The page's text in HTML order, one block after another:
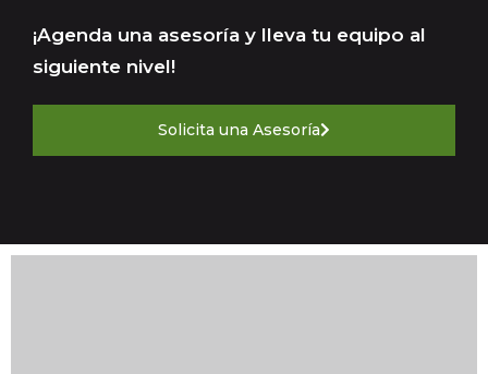
¡Agenda una asesoría y lleva tu equipo al
siguiente nivel!
Solicita una Asesoría